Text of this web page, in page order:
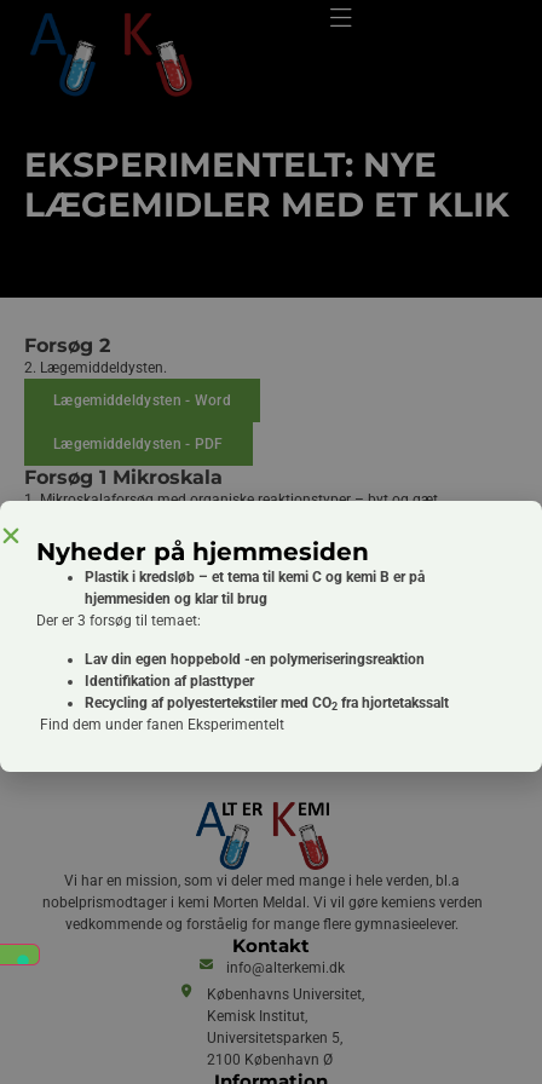
EKSPERIMENTELT: NYE
LÆGEMIDLER MED ET KLIK
Forsøg 1
1. Forsøg med organiske reaktionstyper – byt og gæt
Forsøg med reaktionstyper i en UBNU variant - Word
Forsøg med reaktionstyper i en UBNU variant - PDF
Forsøg 1 Mikroskala
1. Mikroskalaforsøg med organiske reaktionstyper – byt og gæt
Mikroskalaforsøg med reaktionstyper i en UBNU variant - PDF
Forsøg 2
2. Lægemiddeldysten.
Lægemiddeldysten - Word
Lægemiddeldysten - PDF
Vi har en mission, som vi deler med mange i hele verden, bl.a
nobelprismodtager i kemi Morten Meldal. Vi vil gøre kemiens verden
vedkommende og forståelig for mange flere gymnasieelever.
Kontakt
info@alterkemi.dk
Københavns Universitet,
Kemisk Institut,
Universitetsparken 5,
2100 København Ø
Nyheder på hjemmesiden
Plastik i kredsløb – et tema til kemi C og kemi B er på
hjemmesiden og klar til brug
Der er 3 forsøg til temaet:
Lav din egen hoppebold -en polymeriseringsreaktion
Identifikation af plasttyper
Recycling af polyestertekstiler med CO2 fra hjortetakssalt
Find dem under fanen Eksperimentelt